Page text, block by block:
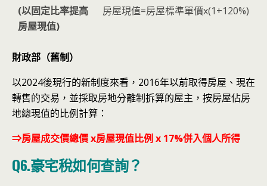
(以固定比率提高
房屋現值)
房屋現值=房屋標準單價x(1+120%)
財政部（舊制）
以2024後現行的新制度來看，2016年以前取得房屋、現在
轉售的交易，並採取房地分離制拆算的屋主，按房屋佔房
地總現值的比例計算：
⇒房屋成交價總價 x房屋現值比例 x 17%併入個人所得
Q6.豪宅稅如何查詢？